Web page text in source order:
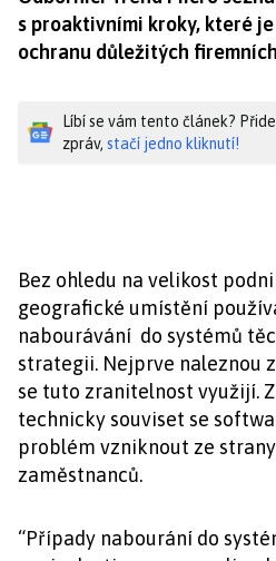
s proaktivními kroky, které
ochranu důležitých
Líbí se vám tento článek?
zpráv, stačí jedno kliknutí!
Bez ohledu na velikost
geografické umístění
nabourávání do systémů
strategii. Nejprve naleznou
se tuto zranitelnost využijí.
technicky souviset se
problém vzniknout ze
zaměstnanců.
“Případy nabourání do